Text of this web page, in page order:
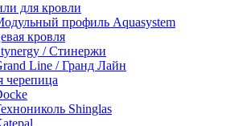
для кровли
профиль Aquasystem
кровля
/ Стинержи
Line / Гранд Лайн
черепица
Shinglas